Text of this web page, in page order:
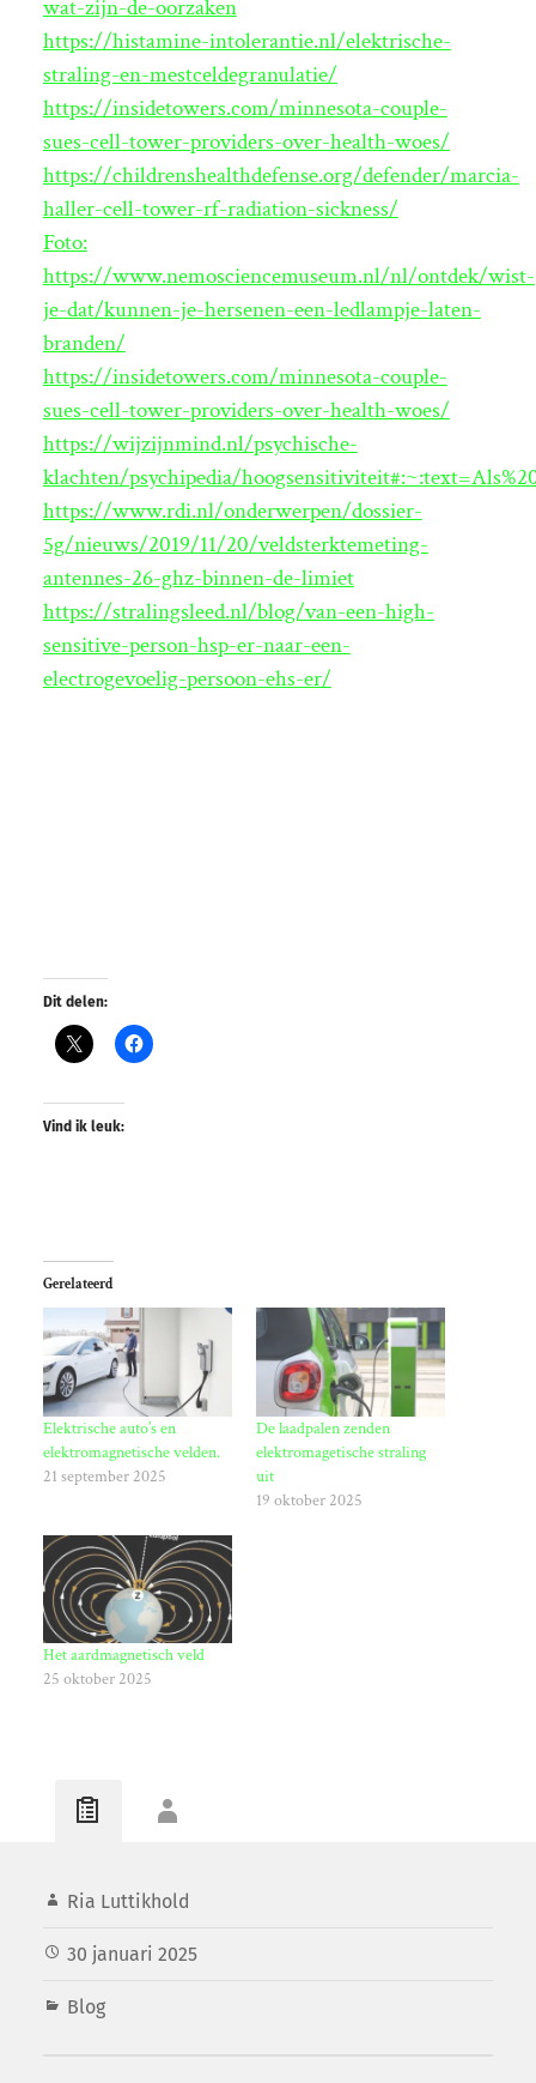
wat-zijn-de-oorzaken
https://histamine-intolerantie.nl/elektrische-
straling-en-mestceldegranulatie/
https://insidetowers.com/minnesota-couple-
sues-cell-tower-providers-over-health-woes/
https://childrenshealthdefense.org/defender/marcia-
haller-cell-tower-rf-radiation-sickness/
Foto:
https://www.nemosciencemuseum.nl/nl/ontdek/wist-
je-dat/kunnen-je-hersenen-een-ledlampje-laten-
branden/
https://insidetowers.com/minnesota-couple-
sues-cell-tower-providers-over-health-woes/
https://wijzijnmind.nl/psychische-
klachten/psychipedia/
https://www.rdi.nl/onderwerpen/dossier-
5g/nieuws/2019/11/20/veldsterktemeting-
antennes-26-ghz-binnen-de-limiet
https://stralingsleed.nl/blog/van-een-high-
sensitive-person-hsp-er-naar-een-
electrogevoelig-persoon-ehs-er/
Dit delen:
Vind ik leuk:
Gerelateerd
Elektrische auto’s en
elektromagnetische velden.
21 september 2025
De laadpalen zenden
elektromagetische straling
uit
19 oktober 2025
Het aardmagnetisch veld
25 oktober 2025
Ria Luttikhold
30 januari 2025
Blog